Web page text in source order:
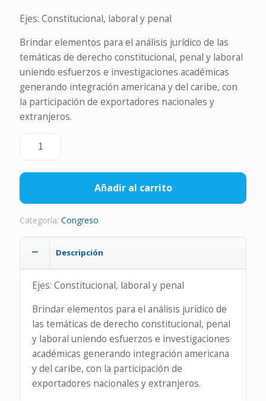
Ejes: Constitucional, laboral y penal
Brindar elementos para el análisis jurídico de las
temáticas de derecho constitucional, penal y laboral
uniendo esfuerzos e investigaciones académicas
generando integración americana y del caribe, con
la participación de exportadores nacionales y
extranjeros.
Congreso
temas
de
derecho
cantidad
Añadir al carrito
Categoría: Congreso
Descripción
Ejes: Constitucional, laboral y penal
Brindar elementos para el análisis jurídico de
las temáticas de derecho constitucional, penal
y laboral uniendo esfuerzos e investigaciones
académicas generando integración americana
y del caribe, con la participación de
exportadores nacionales y extranjeros.